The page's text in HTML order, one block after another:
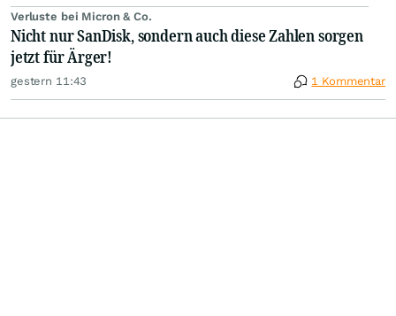
Verluste bei Micron & Co.
Nicht nur SanDisk, sondern auch diese Zahlen sorgen
jetzt für Ärger!
gestern 11:43 1 Kommentar